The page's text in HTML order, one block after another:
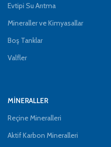
Evtipi Su Arıtma
Mineraller ve Kimyasallar
Boş Tanklar
Valfler
MİNERALLER
Reçine Mineralleri
Aktif Karbon Mineralleri